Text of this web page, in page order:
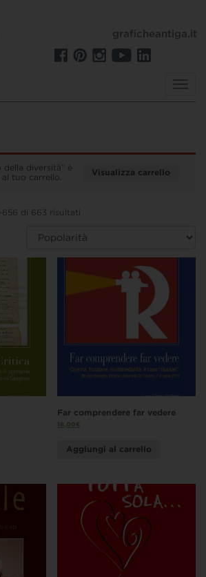
graficheantiga.it
Visualizza carrello
della diversità” è
tuo carrello.
656 di 663 risultati
Far comprendere far vedere
18,00€
Aggiungi al carrello